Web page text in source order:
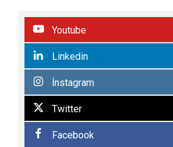
Youtube
Linkedin
İnstagram
Twitter
Facebook